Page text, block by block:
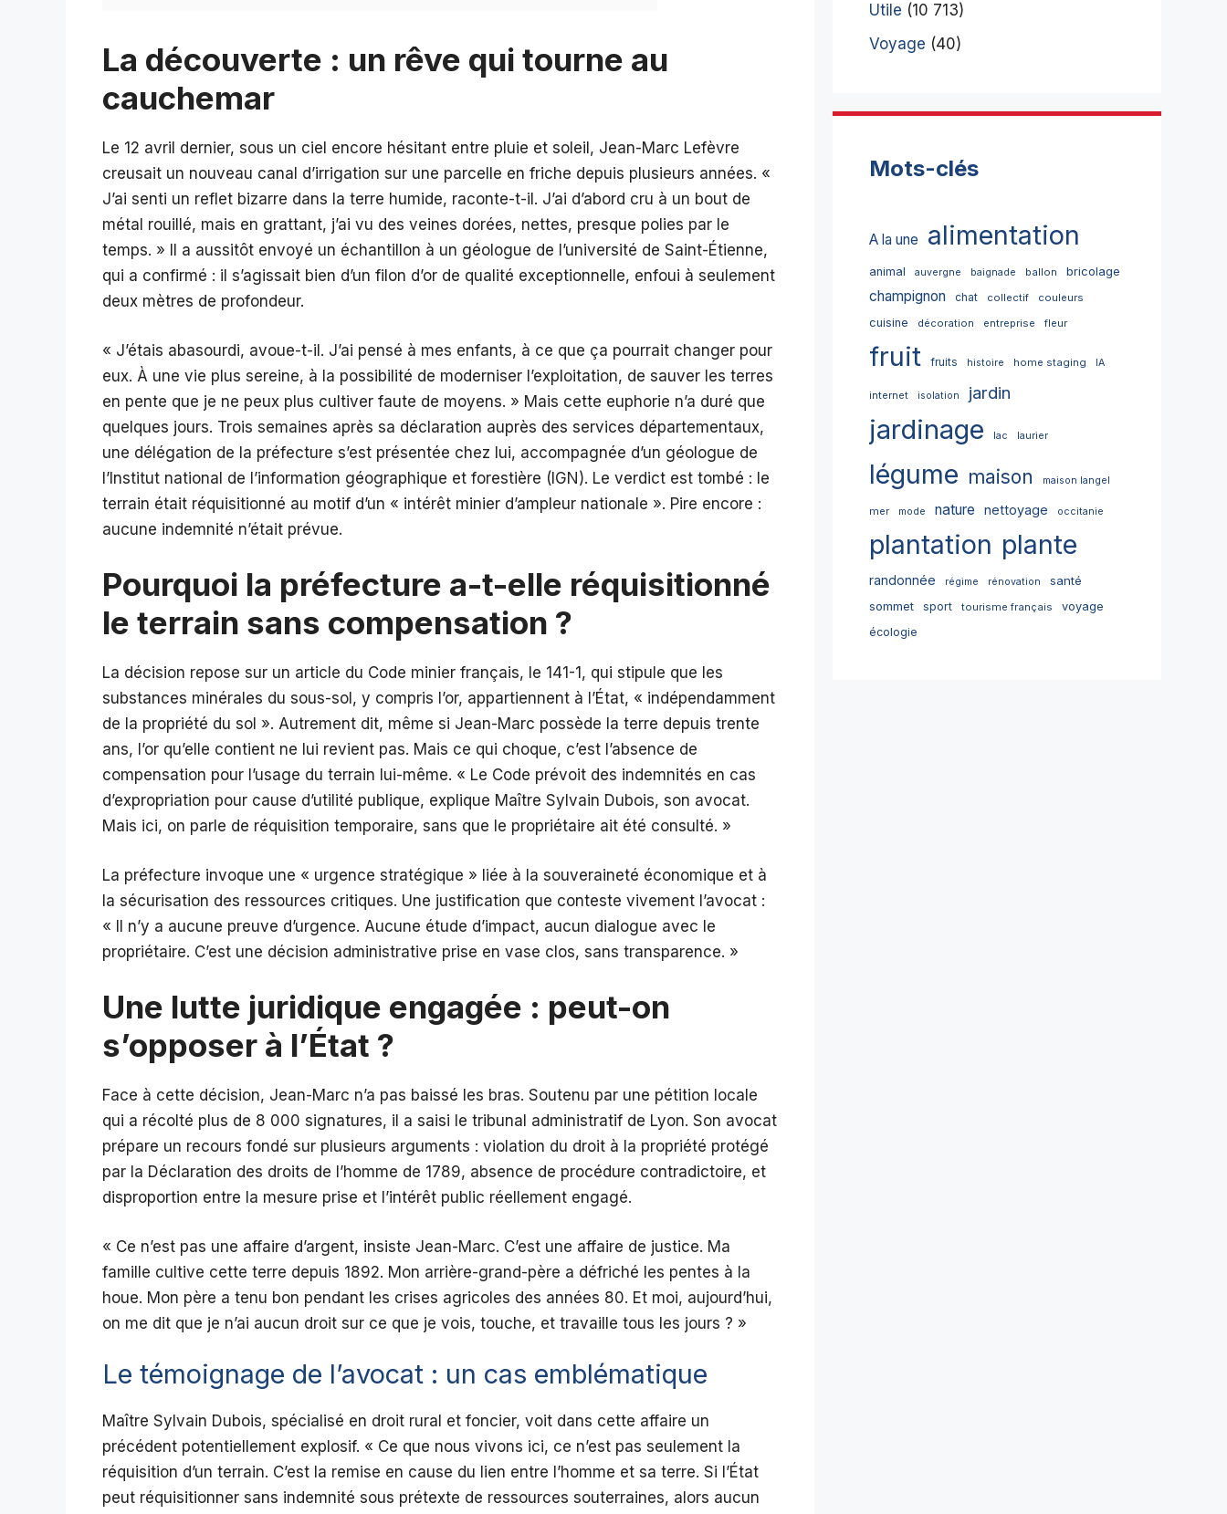
La découverte : un rêve qui tourne au
cauchemar
Le 12 avril dernier, sous un ciel encore hésitant entre pluie et soleil, Jean-Marc Lefèvre
creusait un nouveau canal d’irrigation sur une parcelle en friche depuis plusieurs années. «
J’ai senti un reflet bizarre dans la terre humide, raconte-t-il. J’ai d’abord cru à un bout de
métal rouillé, mais en grattant, j’ai vu des veines dorées, nettes, presque polies par le
temps. » Il a aussitôt envoyé un échantillon à un géologue de l’université de Saint-Étienne,
qui a confirmé : il s’agissait bien d’un filon d’or de qualité exceptionnelle, enfoui à seulement
deux mètres de profondeur.
« J’étais abasourdi, avoue-t-il. J’ai pensé à mes enfants, à ce que ça pourrait changer pour
eux. À une vie plus sereine, à la possibilité de moderniser l’exploitation, de sauver les terres
en pente que je ne peux plus cultiver faute de moyens. » Mais cette euphorie n’a duré que
quelques jours. Trois semaines après sa déclaration auprès des services départementaux,
une délégation de la préfecture s’est présentée chez lui, accompagnée d’un géologue de
l’Institut national de l’information géographique et forestière (IGN). Le verdict est tombé : le
terrain était réquisitionné au motif d’un « intérêt minier d’ampleur nationale ». Pire encore :
aucune indemnité n’était prévue.
Pourquoi la préfecture a-t-elle réquisitionné
le terrain sans compensation ?
La décision repose sur un article du Code minier français, le 141-1, qui stipule que les
substances minérales du sous-sol, y compris l’or, appartiennent à l’État, « indépendamment
de la propriété du sol ». Autrement dit, même si Jean-Marc possède la terre depuis trente
ans, l’or qu’elle contient ne lui revient pas. Mais ce qui choque, c’est l’absence de
compensation pour l’usage du terrain lui-même. « Le Code prévoit des indemnités en cas
d’expropriation pour cause d’utilité publique, explique Maître Sylvain Dubois, son avocat.
Mais ici, on parle de réquisition temporaire, sans que le propriétaire ait été consulté. »
La préfecture invoque une « urgence stratégique » liée à la souveraineté économique et à
la sécurisation des ressources critiques. Une justification que conteste vivement l’avocat :
« Il n’y a aucune preuve d’urgence. Aucune étude d’impact, aucun dialogue avec le
propriétaire. C’est une décision administrative prise en vase clos, sans transparence. »
Une lutte juridique engagée : peut-on
s’opposer à l’État ?
Face à cette décision, Jean-Marc n’a pas baissé les bras. Soutenu par une pétition locale
qui a récolté plus de 8 000 signatures, il a saisi le tribunal administratif de Lyon. Son avocat
prépare un recours fondé sur plusieurs arguments : violation du droit à la propriété protégé
par la Déclaration des droits de l’homme de 1789, absence de procédure contradictoire, et
disproportion entre la mesure prise et l’intérêt public réellement engagé.
« Ce n’est pas une affaire d’argent, insiste Jean-Marc. C’est une affaire de justice. Ma
famille cultive cette terre depuis 1892. Mon arrière-grand-père a défriché les pentes à la
houe. Mon père a tenu bon pendant les crises agricoles des années 80. Et moi, aujourd’hui,
on me dit que je n’ai aucun droit sur ce que je vois, touche, et travaille tous les jours ? »
Le témoignage de l’avocat : un cas emblématique
Maître Sylvain Dubois, spécialisé en droit rural et foncier, voit dans cette affaire un
précédent potentiellement explosif. « Ce que nous vivons ici, ce n’est pas seulement la
réquisition d’un terrain. C’est la remise en cause du lien entre l’homme et sa terre. Si l’État
peut réquisitionner sans indemnité sous prétexte de ressources souterraines, alors aucun
Utile (10 713)
Voyage (40)
Mots-clés
A la une alimentation
animal auvergne baignade ballon bricolage
champignon chat collectif couleurs
cuisine décoration entreprise fleur
fruit fruits histoire home staging IA
internet isolation jardin
jardinage lac laurier
légume maison maison langel
mer mode nature nettoyage occitanie
plantation plante
randonnée régime rénovation
santé
sommet
sport tourisme français
voyage
écologie